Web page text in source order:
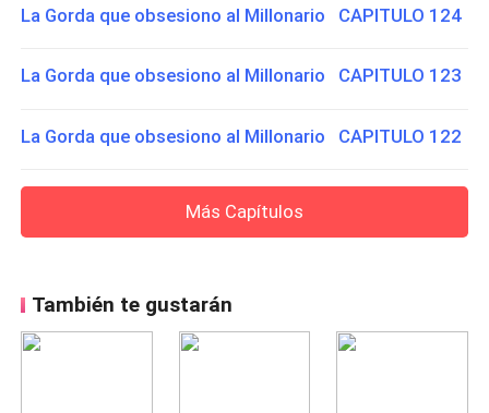
La Gorda que obsesiono al Millonario CAPITULO 124
La Gorda que obsesiono al Millonario CAPITULO 123
La Gorda que obsesiono al Millonario CAPITULO 122
Más Capítulos
También te gustarán